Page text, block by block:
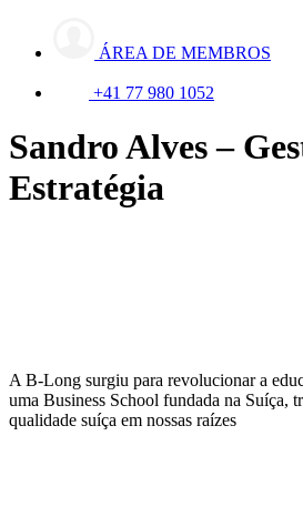
ÁREA DE MEMBROS
+41 77 980 1052
Sandro Alves –
Estratégia
A B-Long surgiu para revolucionar a
uma Business School fundada na Suíça,
qualidade suíça em nossas raízes